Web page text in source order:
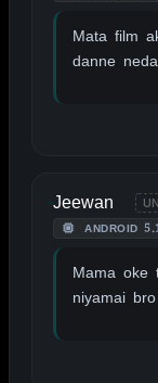
Mata film
danne neda
Jeewan
ANDROID
Mama oke
niyamai bro